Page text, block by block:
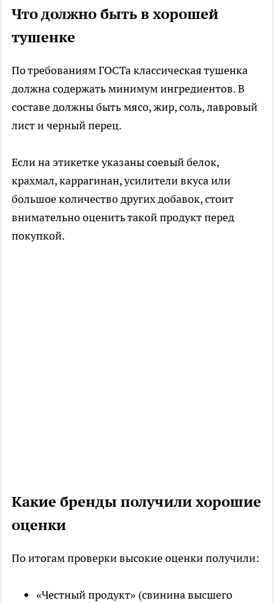
Что должно быть в хорошей
тушенке
По требованиям ГОСТа классическая тушенка
должна содержать минимум ингредиентов. В
составе должны быть мясо, жир, соль, лавровый
лист и черный перец.
Если на этикетке указаны соевый белок,
крахмал, каррагинан, усилители вкуса или
большое количество других добавок, стоит
внимательно оценить такой продукт перед
покупкой.
Какие бренды получили хорошие
оценки
По итогам проверки высокие оценки получили:
«Честный продукт» (свинина высшего